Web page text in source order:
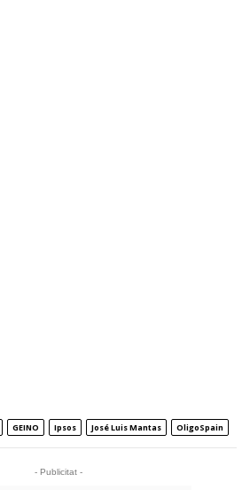
GEINO Ipsos José Luis Mantas OligoSpain
- Publicitat -